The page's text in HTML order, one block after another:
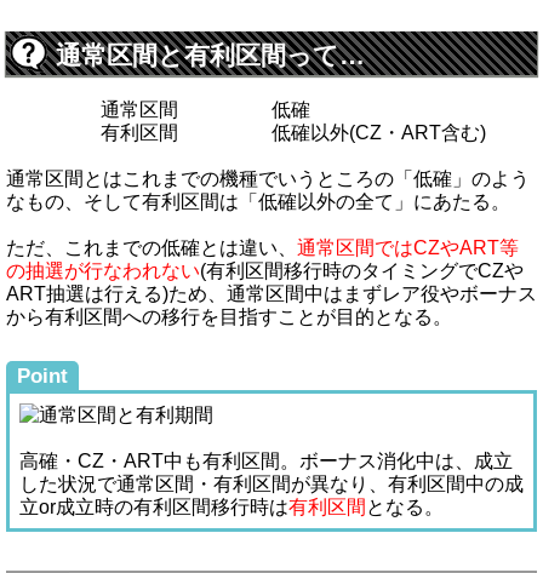
通常区間と有利区間って…
通常区間
低確
有利区間
低確以外(CZ・ART含む)
通常区間とはこれまでの機種でいうところの「低確」のよう
なもの、そして有利区間は「低確以外の全て」にあたる。
ただ、これまでの低確とは違い、 通常区間ではCZやART等
の抽選が行なわれない(有利区間移行時のタイミングでCZや
ART抽選は行える)ため、通常区間中はまずレア役やボーナス
から有利区間への移行を目指すことが目的となる。
Point
高確・CZ・ART中も有利区間。ボーナス消化中は、成立
した状況で通常区間・有利区間が異なり、有利区間中の成
立or成立時の有利区間移行時は有利区間 となる。